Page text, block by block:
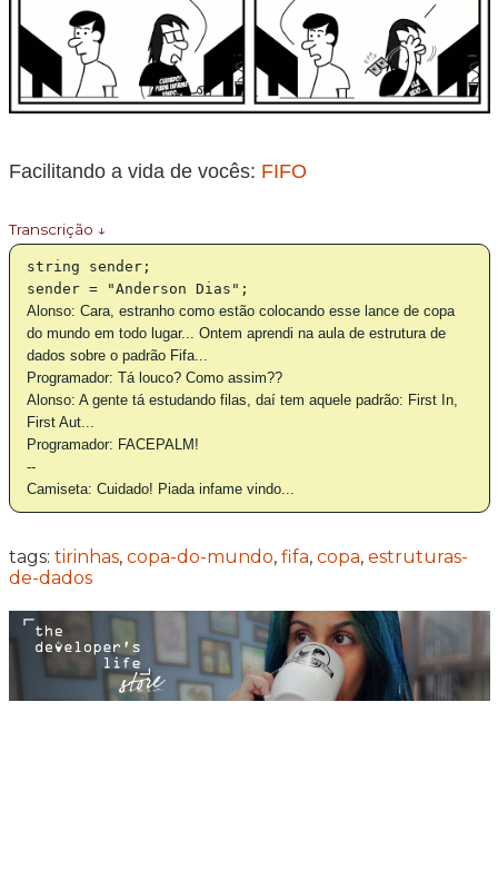
Facilitando a vida de vocês: FIFO
Transcrição ↓
string sender;
sender = "Anderson Dias";
Alonso: Cara, estranho como estão colocando esse lance de copa
do mundo em todo lugar... Ontem aprendi na aula de estrutura de
dados sobre o padrão Fifa...
Programador: Tá louco? Como assim??
Alonso: A gente tá estudando filas, daí tem aquele padrão: First In,
First Aut...
Programador: FACEPALM!
--
Camiseta: Cuidado! Piada infame vindo...
tags: tirinhas, copa-do-mundo, fifa, copa, estruturas-
de-dados